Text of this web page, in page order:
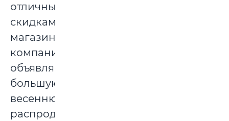
отличными
скидками:
магазины
компании
объявляют
большую
весеннюю
распродажу